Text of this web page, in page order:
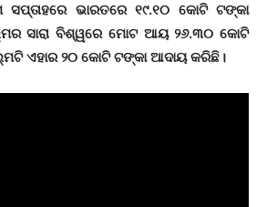
ଭାରତରେ ୧୯.୧୦ କୋଟି ଟଙ୍କା
ସାରା ବିଶ୍ୱରେ ମୋଟ ଆୟ ୨୬.୩୦ କୋଟି
ଏହାର ୨୦ କୋଟି ଟଙ୍କା ଆଦାୟ କରିଛି।